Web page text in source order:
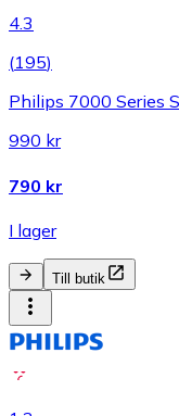
4.3
(195)
Philips 7000 Series
990 kr
790 kr
I lager
Till butik